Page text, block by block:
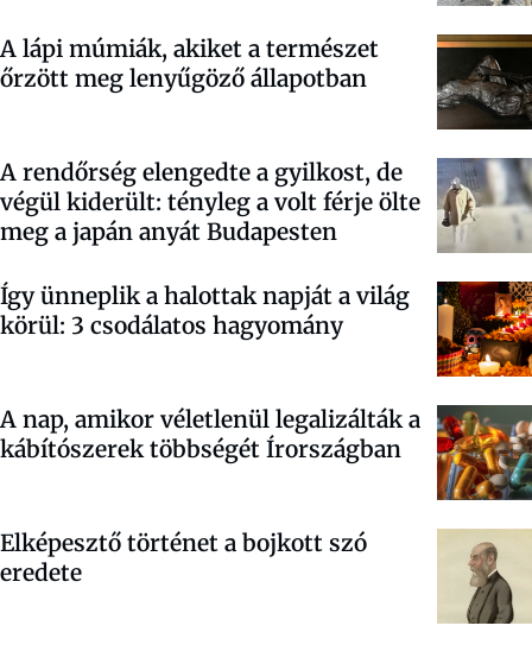
A lápi múmiák, akiket a természet
őrzött meg lenyűgöző állapotban
A rendőrség elengedte a gyilkost, de
végül kiderült: tényleg a volt férje ölte
meg a japán anyát Budapesten
Így ünneplik a halottak napját a világ
körül: 3 csodálatos hagyomány
A nap, amikor véletlenül legalizálták a
kábítószerek többségét Írországban
Elképesztő történet a bojkott szó
eredete